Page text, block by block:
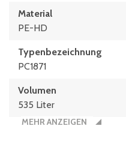
Material
PE-HD
Typen­be­zeich­nung
PC1871
Volumen
535 Liter
MEHR ANZEIGEN